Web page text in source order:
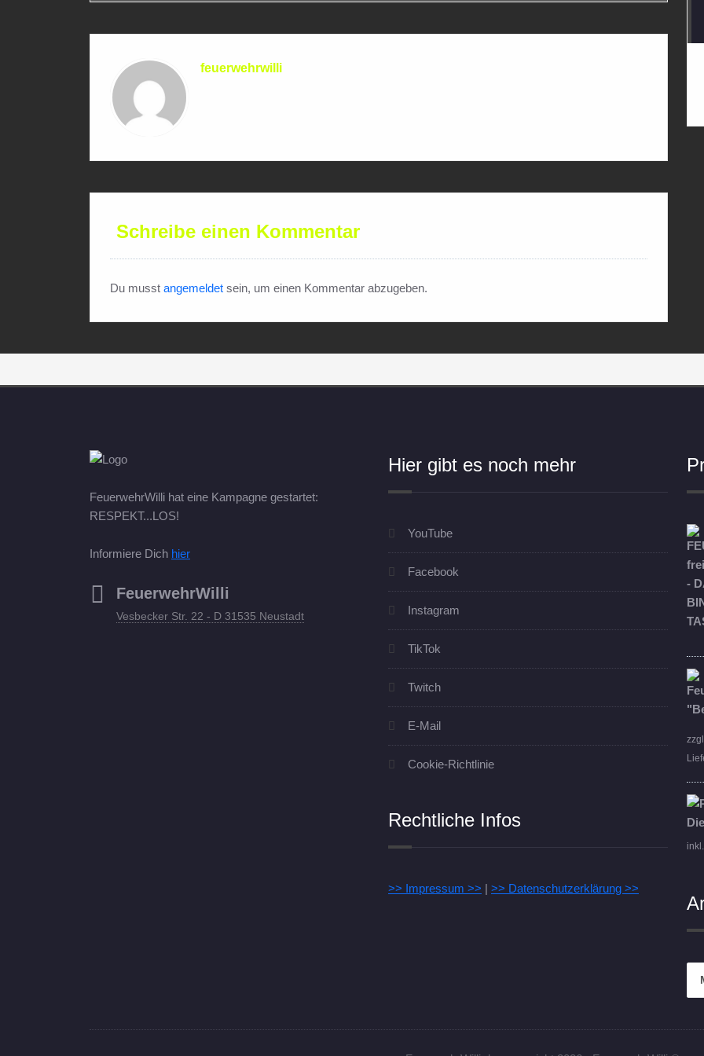
feuerwehrwilli
Schreibe einen Kommentar
Du musst angemeldet sein, um einen Kommentar abzugeben.
FeuerwehrWilli hat eine Kampagne gestartet:
RESPEKT...LOS!
Informiere Dich hier
FeuerwehrWilli
Vesbecker Str. 22 - D 31535 Neustadt
Hier gibt es noch mehr
YouTube
Facebook
Instagram
TikTok
Twitch
E-Mail
Cookie-Richtlinie
Rechtliche Infos
>> Impressum >> | >> Datenschutzerklärung >>